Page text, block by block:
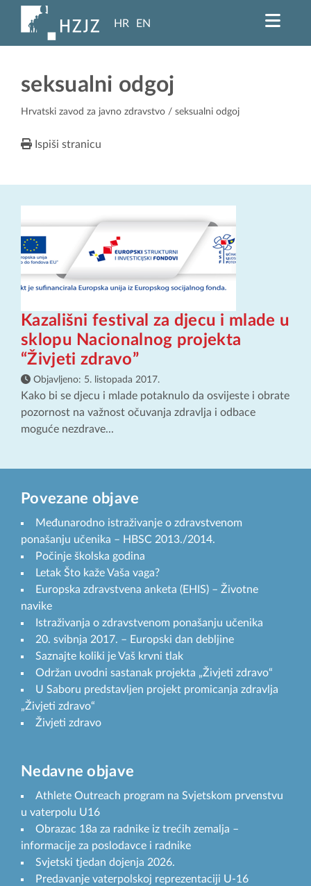
HR EN
seksualni odgoj
Hrvatski zavod za javno zdravstvo / seksualni odgoj
Ispiši stranicu
Kazališni festival za djecu i mlade u
sklopu Nacionalnog projekta
“Živjeti zdravo”
Objavljeno: 5. listopada 2017.
Kako bi se djecu i mlade potaknulo da osvijeste i obrate
pozornost na važnost očuvanja zdravlja i odbace
moguće nezdrave...
Povezane objave
Međunarodno istraživanje o zdravstvenom
ponašanju učenika – HBSC 2013./2014.
Počinje školska godina
Letak Što kaže Vaša vaga?
Europska zdravstvena anketa (EHIS) – Životne
navike
Istraživanja o zdravstvenom ponašanju učenika
20. svibnja 2017. – Europski dan debljine
Saznajte koliki je Vaš krvni tlak
Održan uvodni sastanak projekta „Živjeti zdravo“
U Saboru predstavljen projekt promicanja zdravlja
„Živjeti zdravo“
Živjeti zdravo
Nedavne objave
Athlete Outreach program na Svjetskom prvenstvu
u vaterpolu U16
Obrazac 18a za radnike iz trećih zemalja –
informacije za poslodavce i radnike
Svjetski tjedan dojenja 2026.
Predavanje vaterpolskoj reprezentaciji U-16